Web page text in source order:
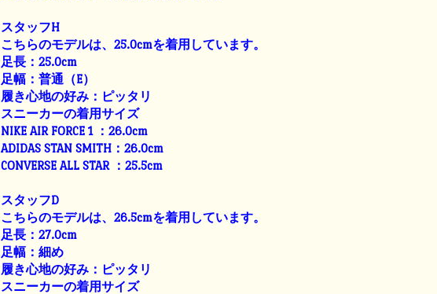
スタッフH
こちらのモデルは、25.0cmを着用しています。
足長：25.0cm
足幅：普通（E）
履き心地の好み：ピッタリ
スニーカーの着用サイズ
NIKE AIR FORCE 1 ：26.0cm
ADIDAS STAN SMITH：26.0cm
CONVERSE ALL STAR ：25.5cm
スタッフD
こちらのモデルは、26.5cmを着用しています。
足長：27.0cm
足幅：細め
履き心地の好み：ピッタリ
スニーカーの着用サイズ